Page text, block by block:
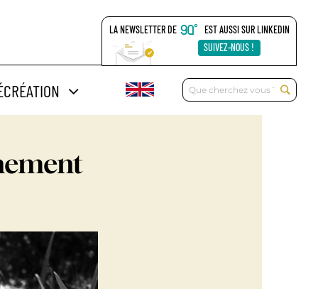
Rechercher:
LA NEWSLETTER DE
EST AUSSI SUR LINKEDIN
SUIVEZ-NOUS !